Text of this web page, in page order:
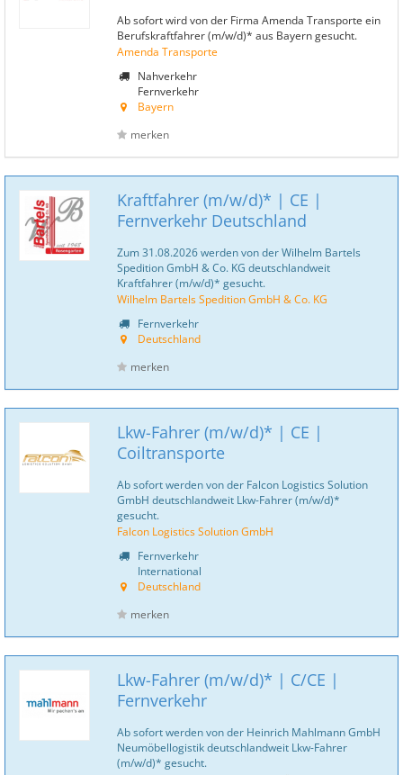
Ab sofort wird von der Firma Amenda Transporte ein
Berufskraftfahrer (m/w/d)* aus Bayern gesucht.
Amenda Transporte
Nahverkehr
Fernverkehr
Bayern
merken
Kraftfahrer (m/w/d)* | CE |
Fernverkehr Deutschland
Zum 31.08.2026 werden von der Wilhelm Bartels
Spedition GmbH & Co. KG deutschlandweit
Kraftfahrer (m/w/d)* gesucht.
Wilhelm Bartels Spedition GmbH & Co. KG
Fernverkehr
Deutschland
merken
Lkw-Fahrer (m/w/d)* | CE |
Coiltransporte
Ab sofort werden von der Falcon Logistics Solution
GmbH deutschlandweit Lkw-Fahrer (m/w/d)*
gesucht.
Falcon Logistics Solution GmbH
Fernverkehr
International
Deutschland
merken
Lkw-Fahrer (m/w/d)* | C/CE |
Fernverkehr
Ab sofort werden von der Heinrich Mahlmann GmbH
Neumöbellogistik deutschlandweit Lkw-Fahrer
(m/w/d)* gesucht.